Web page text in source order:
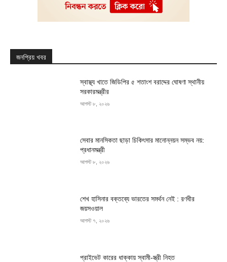
জনপ্রিয় খবর
স্বাস্থ্য খাতে জিডিপির ৫ শতাংশ বরাদ্দের ঘোষণা স্থানীয়
সরকারমন্ত্রীর
আগস্ট ৮, ২০২৬
সেবার মানসিকতা ছাড়া চিকিৎসার মানোন্নয়ন সম্ভব নয়:
প্রধানমন্ত্রী
আগস্ট ৮, ২০২৬
শেখ হাসিনার বক্তব্যে ভারতের সমর্থন নেই : রণধীর
জয়সওয়াল
আগস্ট ৭, ২০২৬
প্রাইভেট কারের ধাক্কায় স্বামী-স্ত্রী নিহত